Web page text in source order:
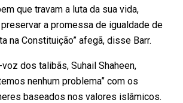
que travam a luta da sua vida,
a promessa de igualdade de
na Constituição” afegã, disse Barr.
dos talibãs, Suhail Shaheen,
nenhum problema” com os
baseados nos valores islâmicos.